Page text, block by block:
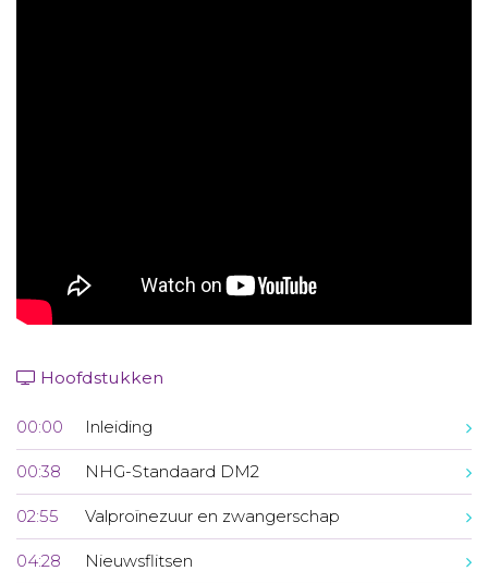
Hoofdstukken
00:00 Inleiding
00:38 NHG-Standaard DM2
02:55 Valproïnezuur en zwangerschap
04:28 Nieuwsflitsen